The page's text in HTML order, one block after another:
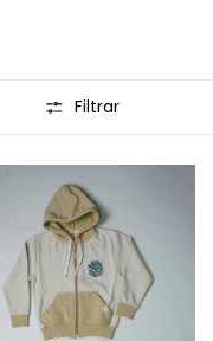
Filtrar